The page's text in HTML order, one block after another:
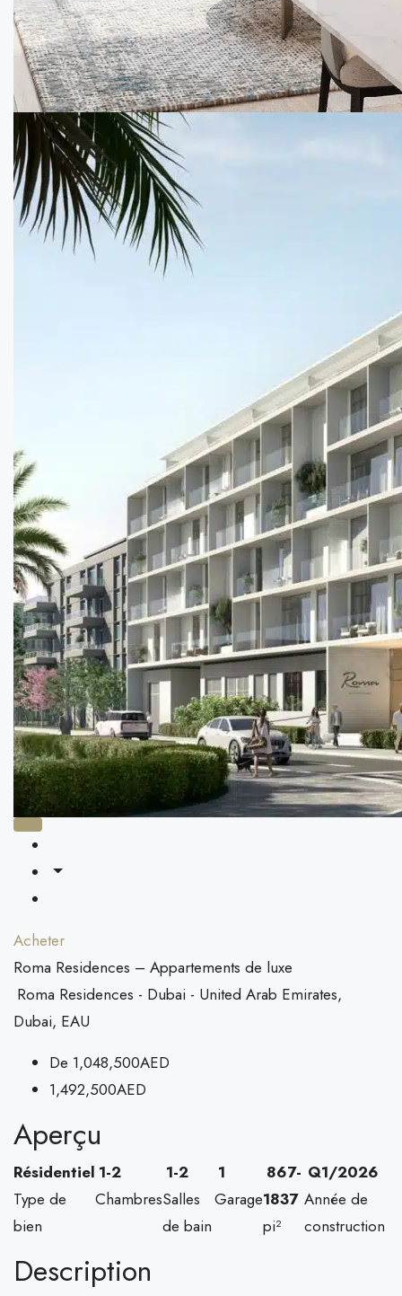
Acheter
Roma Residences – Appartements de luxe
Roma Residences - Dubai - United Arab Emirates,
Dubai, EAU
De 1,048,500AED
1,492,500AED
Aperçu
Résidentiel
Type de
bien
1-2
Chambres
1-2
Salles
de bain
1
Garage
867-
1837
pi²
Q1/2026
Année de
construction
Description